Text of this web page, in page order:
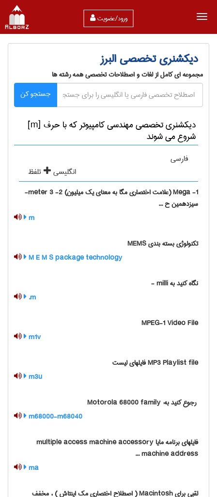
ورود/عضویت
دیکشنری تخصصی البرز
مجموعه ای کامل از لغات و اصطلاحات تخصصی همه رشته ها
جستجو کن
دیکشنری تخصصی مهندسی كامپيوتر که با حرف [m]
شروع می شوند
فارسی
انگلیسی
تلفظ
1- Mega (علامت اختصاری مگا به معنای یک میلیون) 2- meter 3-
سیزدهمین ح ...
m
تکنولوژی بسته بندی MEMS
M E M S package technology
نگاه کنید به ‎ milli-
m.
MPEG-1 Video File
m1v
MP3 Playlist file فایلهای لیست
m3u
m68000-m68040
فایلهای برنامه مایا multiple access machine accessory
machine address ...
ma
لقبی برای Macintosh ( اصطلاح اختصاری مک اینتاش ) ، مخفف